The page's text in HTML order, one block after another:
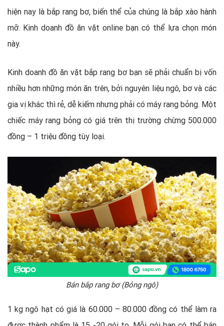
hiện nay là bắp rang bơ, biến thể của chúng là bắp xào hành
mỡ. Kinh doanh đồ ăn vặt online bạn có thể lựa chọn món
này.
Kinh doanh đồ ăn vặt bắp rang bơ bạn sẽ phải chuẩn bị vốn
nhiều hơn những món ăn trên, bởi nguyên liệu ngô, bơ và các
gia vị khác thì rẻ, dễ kiếm nhưng phải có máy rang bỏng. Một
chiếc máy rang bỏng có giá trên thị trường chừng 500.000
đồng – 1 triệu đồng tùy loại.
Bán bắp rang bơ (Bỏng ngô)
1 kg ngô hạt có giá là 60.000 – 80.000 đồng có thể làm ra